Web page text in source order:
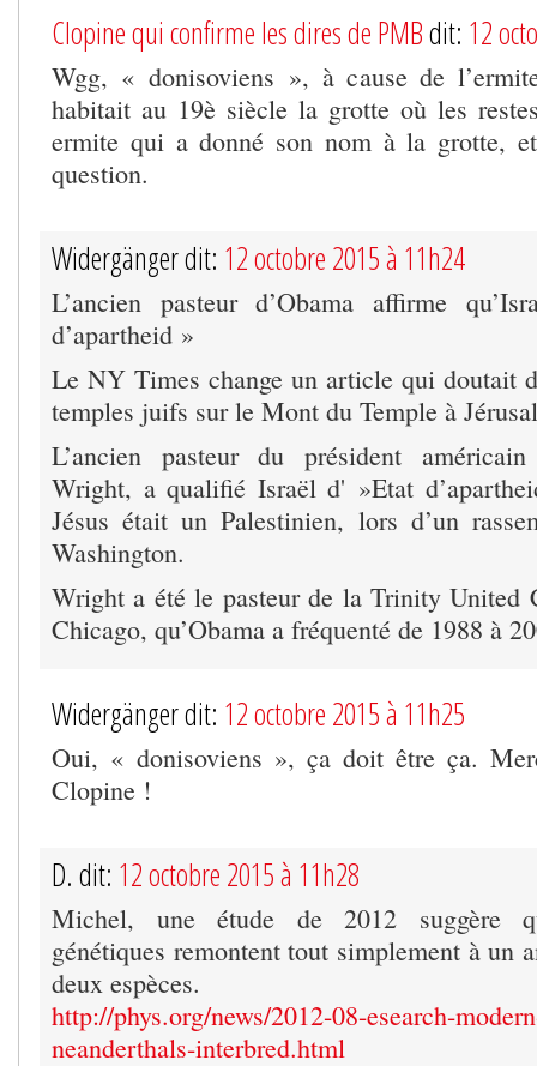
Clopine qui confirme les dires de PMBdit: 12
Wgg, « donisoviens », à cause de
habitait au 19è siècle la grotte où les
ermite qui a donné son nom à la grotte,
question.
Widergänger dit: 12 octobre 2015 à 11h24
L’ancien pasteur d’Obama affirme
d’apartheid »
Le NY Times change un article qui doutait
temples juifs sur le Mont du Temple à
L’ancien pasteur du président
Wright, a qualifié Israël d' »Etat
Jésus était un Palestinien, lors d’un
Washington.
Wright a été le pasteur de la Trinity United
Chicago, qu’Obama a fréquenté de 1988 à
Widergänger dit: 12 octobre 2015 à 11h25
Oui, « donisoviens », ça doit être ça.
Clopine !
D. dit: 12 octobre 2015 à 11h28
Michel, une étude de 2012 suggère
génétiques remontent tout simplement à un
deux espèces.
http://phys.org/news/2012-08-esearch-
neanderthals-interbred.html